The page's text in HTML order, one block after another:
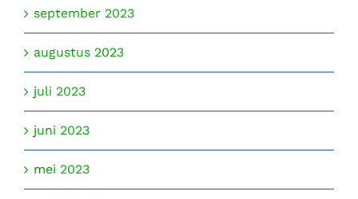
september 2023
augustus 2023
juli 2023
juni 2023
mei 2023